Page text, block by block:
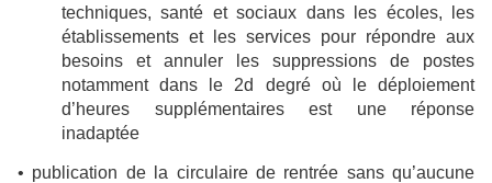
techniques, santé et sociaux dans les écoles, les
établissements et les services pour répondre aux
besoins et annuler les suppressions de postes
notamment dans le 2d degré où le déploiement
d’heures supplémentaires est une réponse
inadaptée
• publication de la circulaire de rentrée sans qu’aucune